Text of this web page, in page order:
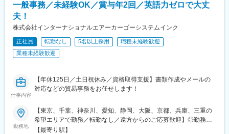
一般事務／未経験OK／賞与年2回／英語力ゼロで大丈
夫！
株式会社インターナショナルエアーカーゴーシステムインク
正社員 転勤なし 5名以上採用
職種未経験歓迎
業種未経験歓迎
仕事内容
【年休125日／土日祝休み／資格取得支援】書類作成やメールの
対応などの貿易事務をお任せします！
勤務地
【東京、千葉、神奈川、愛知、静岡、大阪、京都、兵庫、三重の
希望エリアで勤務／転勤なし／遠方からのご応募歓迎】◎勤務地
は希望を考慮して決定します。◎転居を伴う転勤ナシ。転居を伴
【最寄り駅】